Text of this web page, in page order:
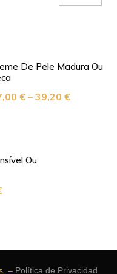
De Pele Madura Ou
€ – 39,20 €
Ou
– Política de Privacidad